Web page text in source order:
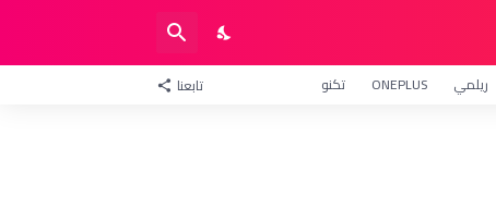
ريلمي ONEPLUS تكنو تابعنا